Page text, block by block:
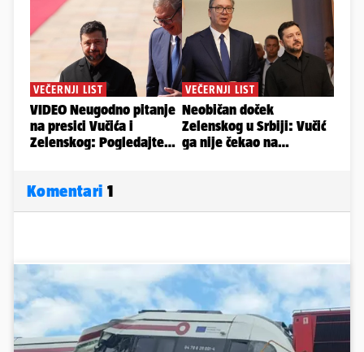
Komentari 1